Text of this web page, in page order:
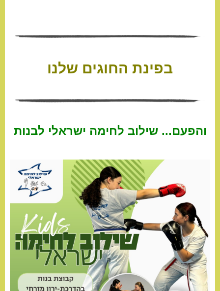
בפינת החוגים שלנו
והפעם... שילוב לחימה ישראלי לבנות